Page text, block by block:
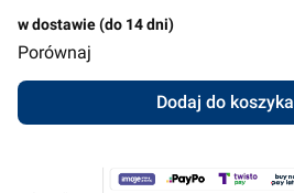
w dostawie (do 14 dni)
Porównaj
Dodaj do koszyka